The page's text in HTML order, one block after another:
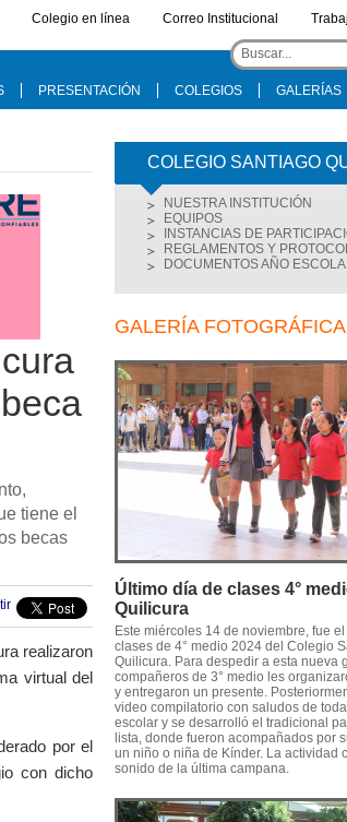
Colegio en línea Correo Institucional
PRESENTACIÓN COLEGIOS GALERÍAS
tiene el
becas
realizaron
virtual del
por el
con dicho
COLEGIO SANTIAGO
NUESTRA INSTITUCIÓN
EQUIPOS
INSTANCIAS DE
REGLAMENTOS Y
DOCUMENTOS AÑO
GALERÍA FOTOGRÁFICA
Último día de clases 4°
Quilicura
Este miércoles 14 de noviembre, fue
clases de 4° medio 2024 del Colegio
Quilicura. Para despedir a esta nueva
compañeros de 3° medio les
y entregaron un presente.
video compilatorio con saludos de
escolar y se desarrolló el tradicional
lista, donde fueron acompañados por
un niño o niña de Kínder. La actividad
sonido de la última campana.